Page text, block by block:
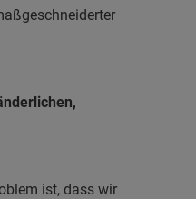
ist, dass wir